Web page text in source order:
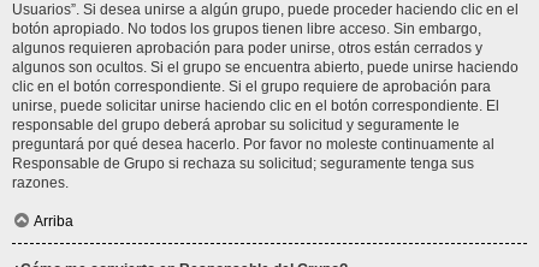
Usuarios”. Si desea unirse a algún grupo, puede proceder haciendo clic en el
botón apropiado. No todos los grupos tienen libre acceso. Sin embargo,
algunos requieren aprobación para poder unirse, otros están cerrados y
algunos son ocultos. Si el grupo se encuentra abierto, puede unirse haciendo
clic en el botón correspondiente. Si el grupo requiere de aprobación para
unirse, puede solicitar unirse haciendo clic en el botón correspondiente. El
responsable del grupo deberá aprobar su solicitud y seguramente le
preguntará por qué desea hacerlo. Por favor no moleste continuamente al
Responsable de Grupo si rechaza su solicitud; seguramente tenga sus
razones.
Arriba